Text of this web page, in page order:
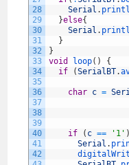
28
29
30
31
32
33
34
35
36
37
38
39
40
41
42
Serial .
}else{
Serial .
}
}
void
loop( )
{
if
(SerialBT.
char c =
if ( c == '1' )
Serial .